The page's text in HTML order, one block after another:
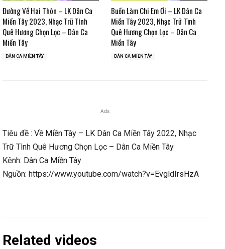
Đường Về Hai Thôn – LK Dân Ca
Miền Tây 2023, Nhạc Trữ Tình
Quê Hương Chọn Lọc – Dân Ca
Miền Tây
DÂN CA MIỀN TÂY
Buồn Làm Chi Em Ơi – LK Dân Ca
Miền Tây 2023, Nhạc Trữ Tình
Quê Hương Chọn Lọc – Dân Ca
Miền Tây
DÂN CA MIỀN TÂY
Ads
Tiêu đề : Về Miền Tây – LK Dân Ca Miền Tây 2022, Nhạc
Trữ Tình Quê Hương Chọn Lọc – Dân Ca Miền Tây
Kênh: Dân Ca Miền Tây
Nguồn: https://www.youtube.com/watch?v=EvgldIrsHzA
Related videos